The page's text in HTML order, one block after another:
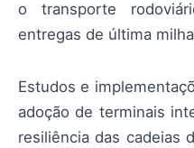
o transporte
entregas de última
Estudos e
adoção de terminais
resiliência das cadeias